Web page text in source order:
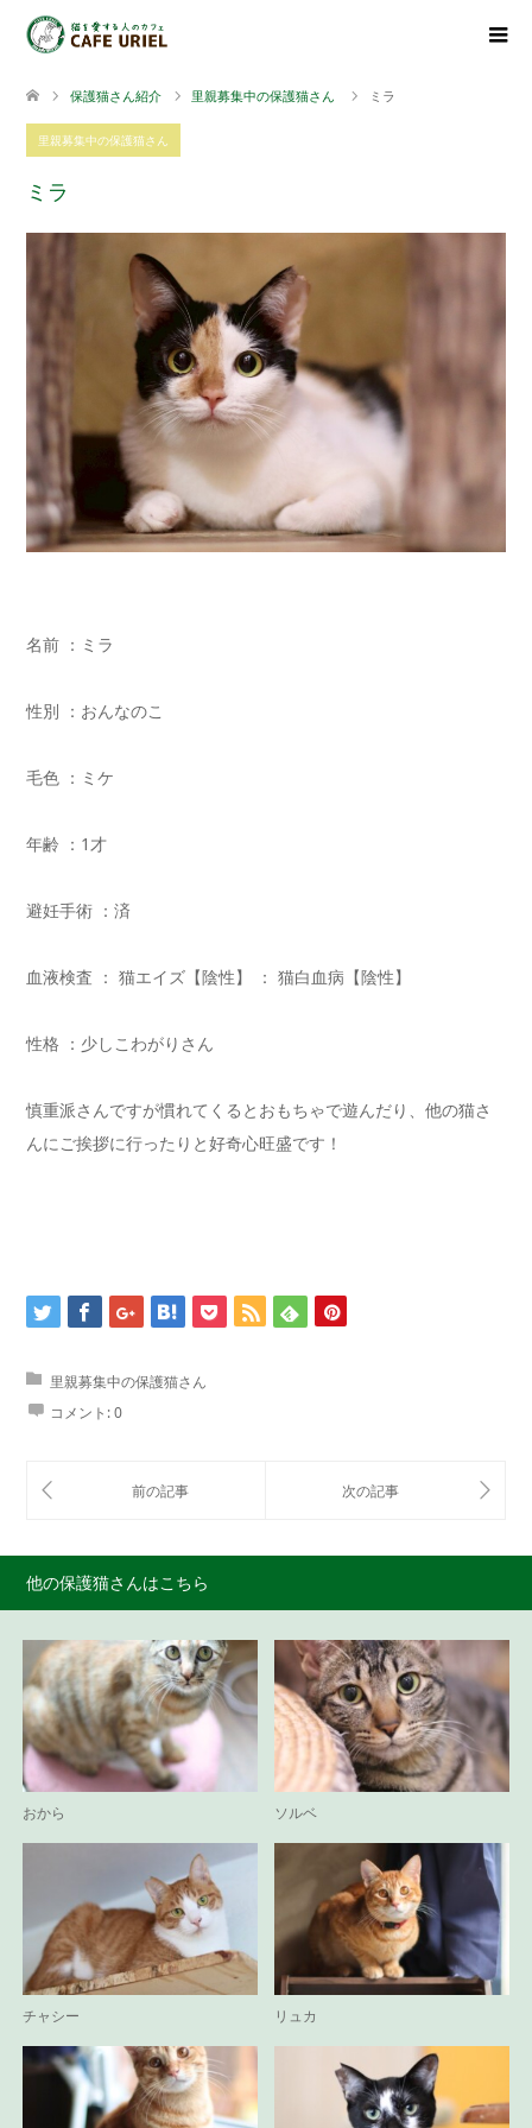
保護猫さん紹介 里親募集中の保護猫さん ミラ
里親募集中の保護猫さん
ミラ
名前 ：ミラ
性別 ：おんなのこ
毛色 ：ミケ
年齢 ：1才
避妊手術 ：済
血液検査 ： 猫エイズ【陰性】 ： 猫白血病【陰性】
性格 ：少しこわがりさん
慎重派さんですが慣れてくるとおもちゃで遊んだり、他の猫さ
んにご挨拶に行ったりと好奇心旺盛です！
里親募集中の保護猫さん
コメント:0
他の保護猫さんはこちら
おから ソルベ
チャシー リュカ